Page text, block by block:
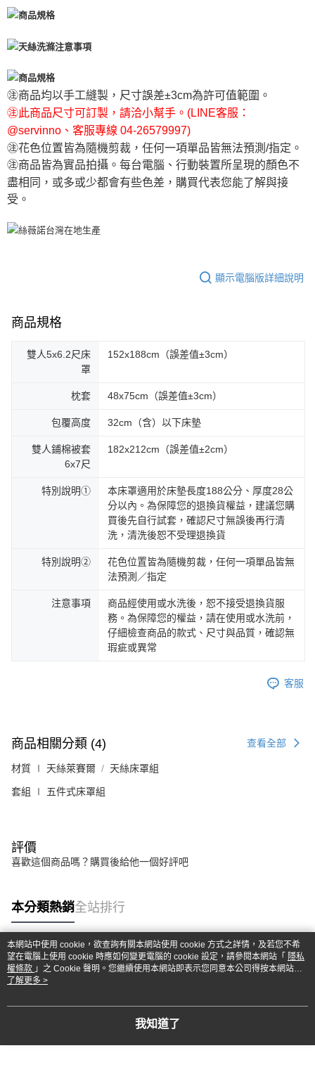
㊟商品均以手工縫製，尺寸誤差±3cm為許可值範圍。
㊟此商品尺寸可訂製，請洽小幫手。(LINE客服：
@servinno、客服專線 04-26579997)
㊟花色位置皆為隨機剪裁，任何一項單品皆無法預測/指定。
㊟商品皆為實品拍攝。每台電腦、行動裝置所呈現的顏色不
盡相同，或多或少都會有些色差，購買代表您能了解與接
受。
顯示電腦版詳細說明
商品規格
雙人5x6.2尺床
罩
152x188cm（誤差值±3cm）
枕套 48x75cm（誤差值±3cm）
包覆高度 32cm（含）以下床墊
雙人鋪棉被套
6x7尺
182x212cm（誤差值±2cm）
特別說明①
本床罩適用於床墊長度188公分、厚度28公
分以內。為保障您的退換貨權益，建議您購
買後先自行試套，確認尺寸無誤後再行清
洗，清洗後恕不受理退換貨
特別說明②
花色位置皆為隨機剪裁，任何一項單品皆無
法預測／指定
注意事項
商品經使用或水洗後，恕不接受退換貨服
務。為保障您的權益，請在使用或水洗前，
仔細檢查商品的款式、尺寸與品質，確認無
瑕疵或異常
客服
商品相關分類 (4) 查看全部
材質 ∣ 天絲萊賽爾 天絲床罩組
套組 ∣ 五件式床罩組
評價
喜歡這個商品嗎？購買後給他一個好評吧
本分類熱銷全站排行
熱門標籤
本網站中使用 cookie，欲查詢有關本網站使用 cookie 方式之詳情，及若您不希
望在電腦上使用 cookie 時應如何變更電腦的 cookie 設定，請參閱本網站「 隱私
權條款 」之 Cookie 聲明。您繼續使用本網站即表示您同意本公司得按本網站使
用條款之 Cookie 聲明使用 cookie。
了解更多 >
我知道了